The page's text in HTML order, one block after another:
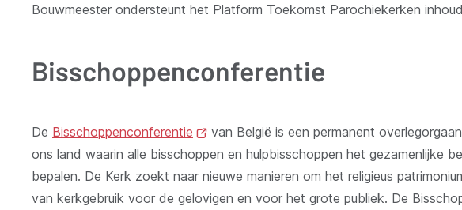
venster)
Bouwmeester ondersteunt het Platform Toekomst Parochiekerken
Bisschoppenconferentie
De Bisschoppenconferentie
(opent
nieuw
venster)
van België is een permanent
ons land waarin alle bisschoppen en hulpbisschoppen het gezamenlijke
bepalen. De Kerk zoekt naar nieuwe manieren om het religieus
van kerkgebruik voor de gelovigen en voor het grote publiek. De